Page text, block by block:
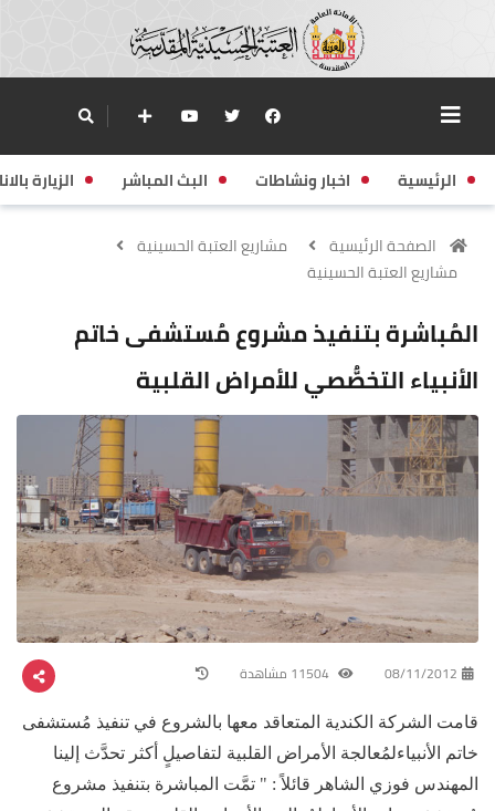
الرئيسية اخبار ونشاطات البث المباشر الزيارة
الصفحة الرئيسية
مشاريع العتبة الحسينية
مشاريع العتبة الحسينية
المُباشرة بتنفيذ مشروع مُستشفى خاتم
الأنبياء التخصُّصي للأمراض القلبية
08/11/2012
قامت الشركة الكندية المتعاقد معها بالشروع في تنفيذ مُستشفى
خاتم الأنبياءلمُعالجة الأمراض القلبية لتفاصيلٍ أكثر تحدَّث إلينا
المهندس فوزي الشاهر قائلاً : " تمَّت المباشرة بتنفيذ مشروع